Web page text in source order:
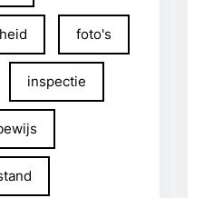
foto's
inspectie